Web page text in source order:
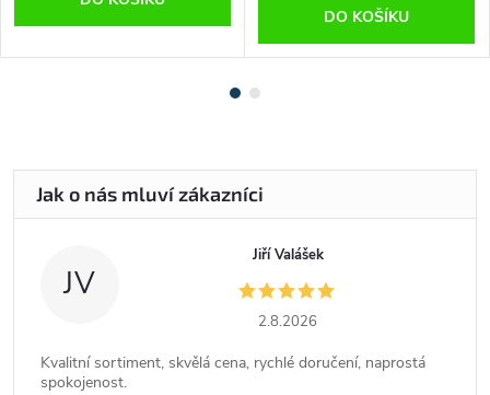
DO KOŠÍKU
JV
Jiří Valášek
2.8.2026
Kvalitní sortiment, skvělá cena, rychlé doručení, naprostá
spokojenost.